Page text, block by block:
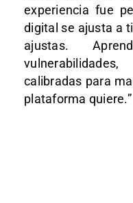
experiencia fue
digital se ajusta a
ajustas.
calibradas para
plataforma quiere.”